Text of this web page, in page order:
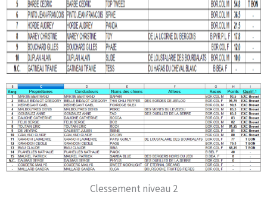
Classement niveau 1
Clessement niveau 2